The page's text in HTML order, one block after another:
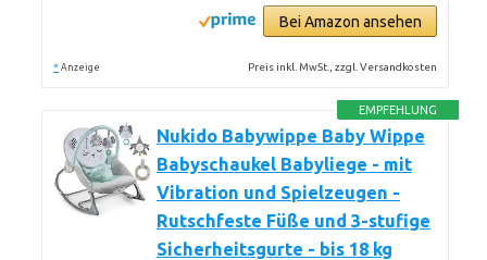
Bei Amazon ansehen
* Anzeige Preis inkl. MwSt., zzgl. Versandkosten
EMPFEHLUNG
Nukido Babywippe Baby Wippe
Babyschaukel Babyliege - mit
Vibration und Spielzeugen -
Rutschfeste Füße und 3-stufige
Sicherheitsgurte - bis 18 kg